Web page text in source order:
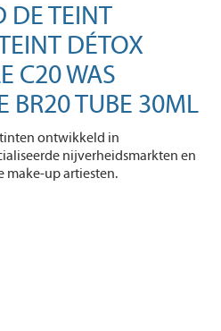
DE TEINT
DÉTOX
C20 WAS
BR20 TUBE 30ML
ontwikkeld in
nijverheidsmarkten en
make-up artiesten.